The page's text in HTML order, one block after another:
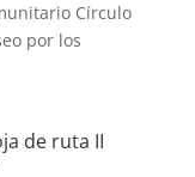
Círculo
por los
de ruta II